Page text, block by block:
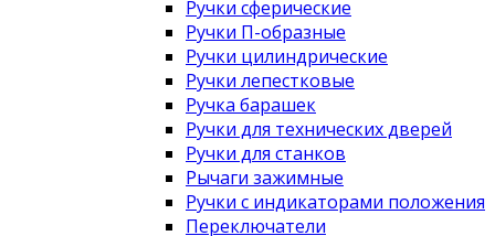
Ручки сферические
Ручки П-образные
Ручки цилиндрические
Ручки лепестковые
Ручка барашек
Ручки для технических дверей
Ручки для станков
Рычаги зажимные
Ручки с индикаторами положения
Переключатели